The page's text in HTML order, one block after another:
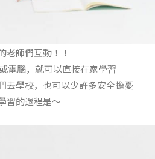
老師們互動！！
電腦，就可以直接在家學習
去學校，也可以少許多安全擔憂
習的過程是～